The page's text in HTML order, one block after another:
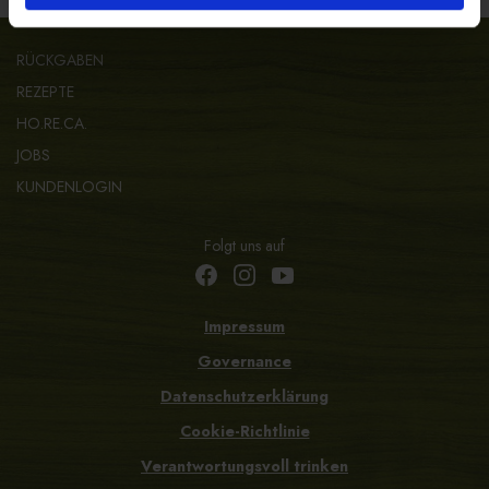
RÜCKGABEN
REZEPTE
HO.RE.CA.
JOBS
KUNDENLOGIN
Folgt uns auf
Impressum
Governance
Datenschutzerklärung
Cookie-Richtlinie
Verantwortungsvoll trinken